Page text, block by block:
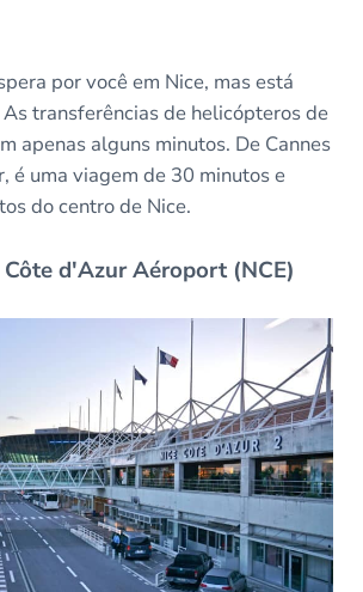
por você em Nice, mas está
transferências de helicópteros de
apenas alguns minutos. De Cannes
é uma viagem de 30 minutos e
do centro de Nice.
d'Azur Aéroport (NCE)